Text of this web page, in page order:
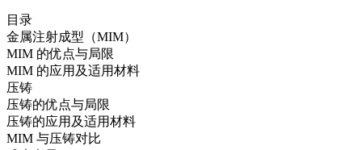
目录
金属注射成型（MIM）
MIM 的优点与局限
MIM 的应用及适用材料
压铸
压铸的优点与局限
压铸的应用及适用材料
MIM 与压铸对比